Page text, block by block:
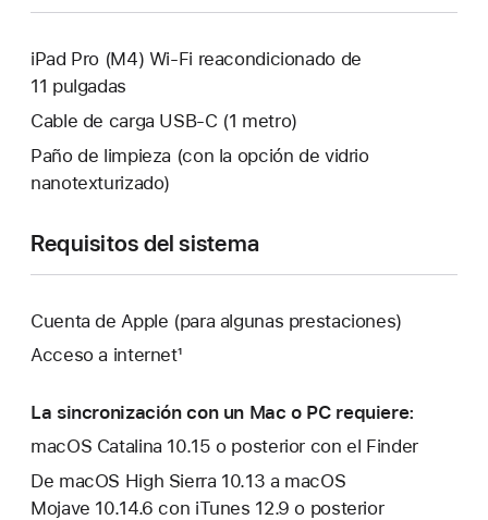
iPad Pro (M4) Wi-Fi reacondicionado de
11 pulgadas
Cable de carga USB‑C (1 metro)
Paño de limpieza (con la opción de vidrio
nanotexturizado)
Requisitos del sistema
Cuenta de Apple (para algunas prestaciones)
Acceso a internet¹
La sincronización con un Mac o PC requiere:
macOS Catalina 10.15 o posterior con el Finder
De macOS High Sierra 10.13 a macOS
Mojave 10.14.6 con iTunes 12.9 o posterior